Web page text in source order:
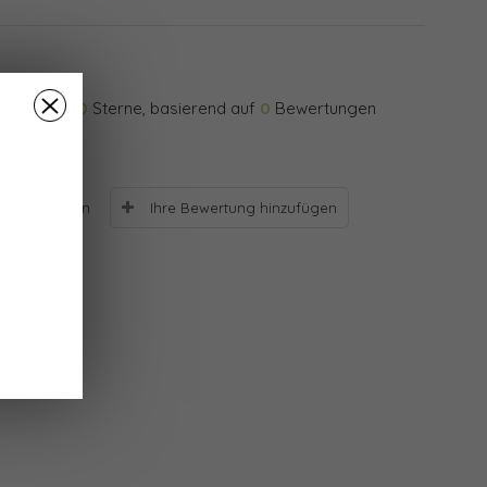
0 Sterne, basierend auf 0 Bewertungen
Bewertungen Ihre Bewertung hinzufügen